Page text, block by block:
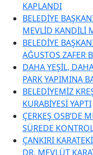
KAPLANDI
BELEDİYE
MEVLİD KANDİLİ
BELEDİYE
AĞUSTOS ZAFER
DAHA YEŞİL,
PARK YAPIMINA
BELEDİYEMİZ
KURABİYESİ YAPTI
ÇERKEŞ OSB’DE
SÜREDE
ÇANKIRI
DR. MEVLÜT